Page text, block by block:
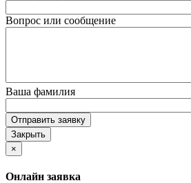
Вопрос или сообщение
Ваша фамилия
Отправить заявку
Закрыть
×
Онлайн заявка